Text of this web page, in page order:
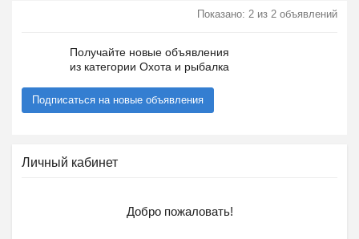
Показано: 2 из 2 объявлений
Получайте новые объявления
из категории Охота и рыбалка
Подписаться на новые объявления
Личный кабинет
Добро пожаловать!